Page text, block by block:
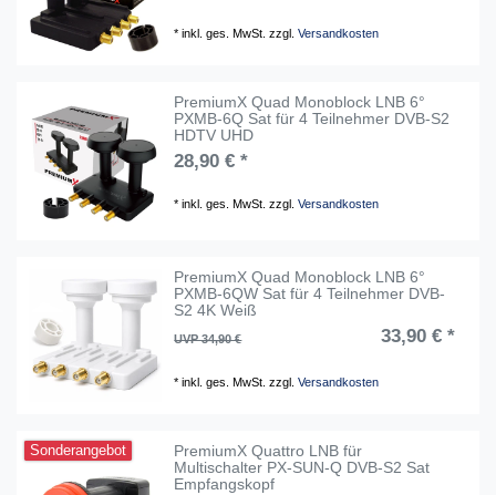
*inkl. ges. MwSt. zzgl.Versandkosten
PremiumX Quad Monoblock LNB 6°
PXMB-6Q Sat für 4 Teilnehmer DVB-S2
HDTV UHD
28,90 € *
*inkl. ges. MwSt. zzgl.Versandkosten
PremiumX Quad Monoblock LNB 6°
PXMB-6QW Sat für 4 Teilnehmer DVB-
S2 4K Weiß
UVP 34,90 € 33,90 € *
*inkl. ges. MwSt. zzgl.Versandkosten
Sonderangebot
PremiumX Quattro LNB für
Multischalter PX-SUN-Q DVB-S2 Sat
Empfangskopf